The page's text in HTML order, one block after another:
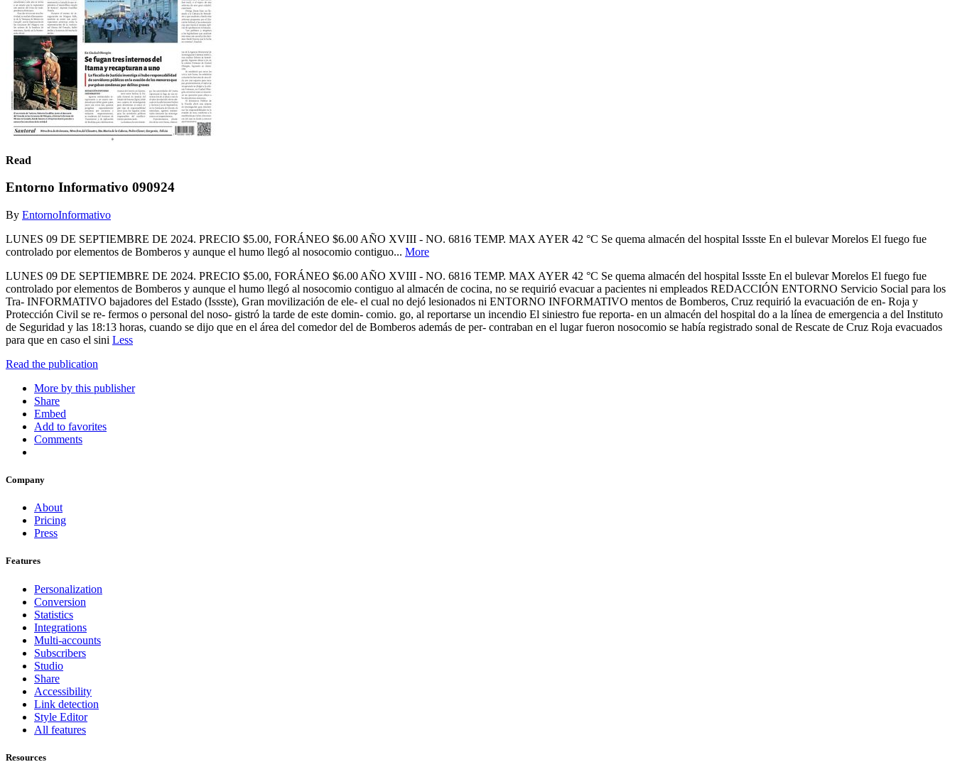
Read
Entorno Informativo 090924
By EntornoInformativo
LUNES 09 DE SEPTIEMBRE DE 2024. PRECIO $5.00, FORÁNEO $6.00 AÑO XVIII - NO. 6816 TEMP. MAX AYER 42 °C Se quema almacén del hospital Issste En el bulevar Morelos El fuego fue
controlado por elementos de Bomberos y aunque el humo llegó al nosocomio contiguo... More
LUNES 09 DE SEPTIEMBRE DE 2024. PRECIO $5.00, FORÁNEO $6.00 AÑO XVIII - NO. 6816 TEMP. MAX AYER 42 °C Se quema almacén del hospital Issste En el bulevar Morelos El fuego fue
controlado por elementos de Bomberos y aunque el humo llegó al nosocomio contiguo al almacén de cocina, no se requirió evacuar a pacientes ni empleados REDACCIÓN ENTORNO Servicio Social para los
Tra- INFORMATIVO bajadores del Estado (Issste), Gran movilización de ele- el cual no dejó lesionados ni ENTORNO INFORMATIVO mentos de Bomberos, Cruz requirió la evacuación de en- Roja y
Protección Civil se re- fermos o personal del noso- gistró la tarde de este domin- comio. go, al reportarse un incendio El siniestro fue reporta- en un almacén del hospital do a la línea de emergencia a del Instituto
de Seguridad y las 18:13 horas, cuando se dijo que en el área del comedor del de Bomberos además de per- contraban en el lugar fueron nosocomio se había registrado sonal de Rescate de Cruz Roja evacuados
para que en caso el sini Less
Read the publication
More by this publisher
Share
Embed
Add to favorites
Comments
Company
About
Pricing
Press
Features
Personalization
Conversion
Statistics
Integrations
Multi-accounts
Subscribers
Studio
Share
Accessibility
Link detection
Style Editor
All features
Resources